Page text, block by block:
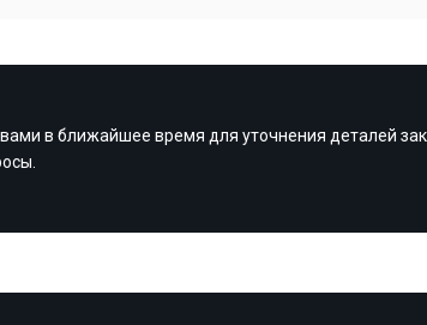
в ближайшее время для уточнения деталей